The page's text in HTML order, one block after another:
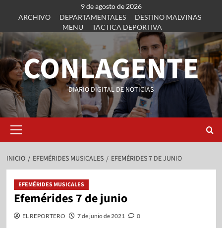
9 de agosto de 2026
ARCHIVO
DEPARTAMENTALES
DESTINO MALVINAS
MENU
TACTICA DEPORTIVA
CONLAGENTE
DIARIO DIGITAL DE NOTICIAS
INICIO EFEMÉRIDES MUSICALES EFEMÉRIDES 7 DE JUNIO
EFEMÉRIDES MUSICALES
Efemérides 7 de junio
EL REPORTERO 7 de junio de 2021 0